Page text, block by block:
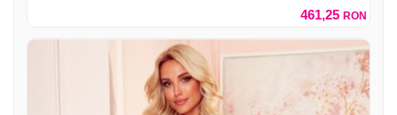
461,25 RON